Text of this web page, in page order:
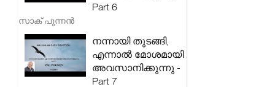
Part 6
സാക് പുന്നൻ
നന്നായി തുടങ്ങി,
എന്നാൽ മോശമായി
അവസാനിക്കുന്നു -
Part 7